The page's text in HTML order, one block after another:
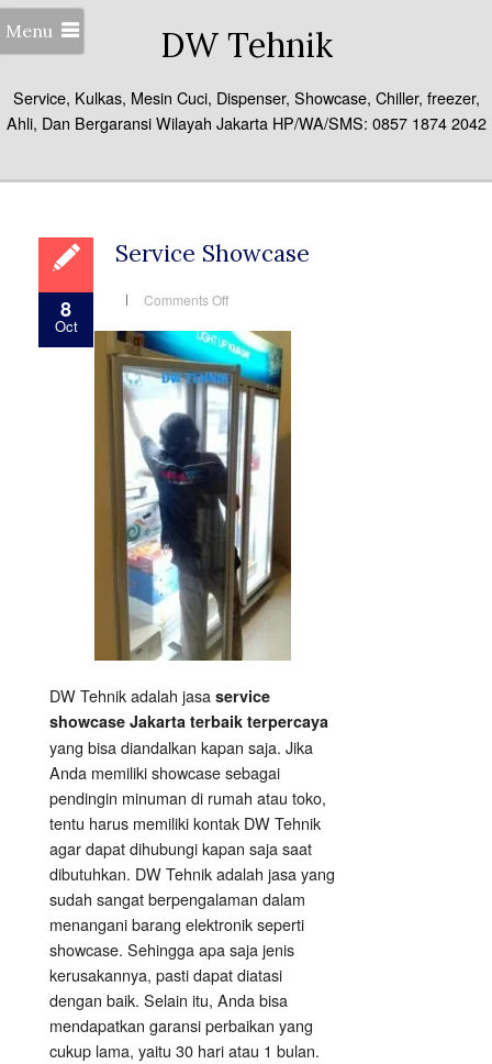
Menu DW Tehnik
Service, Kulkas, Mesin Cuci, Dispenser, Showcase, Chiller, freezer,
Ahli, Dan Bergaransi Wilayah Jakarta HP/WA/SMS: 0857 1874 2042
8
Oct
Service Showcase
Comments Offon
DW Tehnik adalah jasa service
showcase Jakarta terbaik terpercaya
yang bisa diandalkan kapan saja. Jika
Anda memiliki showcase sebagai
pendingin minuman di rumah atau toko,
tentu harus memiliki kontak DW Tehnik
agar dapat dihubungi kapan saja saat
dibutuhkan. DW Tehnik adalah jasa yang
sudah sangat berpengalaman dalam
menangani barang elektronik seperti
showcase. Sehingga apa saja jenis
kerusakannya, pasti dapat diatasi
dengan baik. Selain itu, Anda bisa
mendapatkan garansi perbaikan yang
cukup lama, yaitu 30 hari atau 1 bulan.